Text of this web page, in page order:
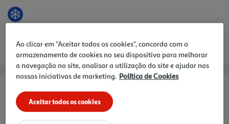
países foi reconhecia pela Organizações das
Nações Unidas e o ano 2008 fo i intitulado o Ano
Internacional da Batata.
Informações de Marketing
Os palitos de batata GOLDEN LONG são préfritos em óleo de
Ao clicar em "Aceitar todos os cookies", concorda com o
armazenamento de cookies no seu dispositivo para melhorar
a navegação no site, analisar a utilização do site e ajudar nas
nossas iniciativas de marketing. Política de Cookies
Aceitar todos os cookies